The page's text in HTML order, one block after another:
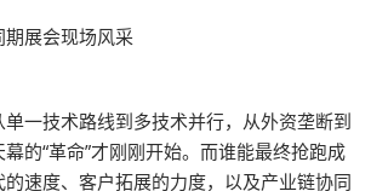
展会现场风采
一技术路线到多技术并行，从外资垄断到
的“革命”才刚刚开始。而谁能最终抢跑成
速度、客户拓展的力度，以及产业链协同